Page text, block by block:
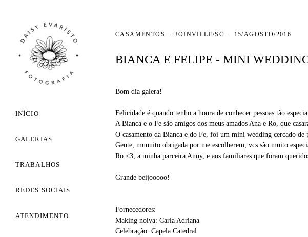
INÍCIO
GALERIAS
TRABALHOS
REDES SOCIAIS
ATENDIMENTO
CASAMENTOS JOINVILLE/SC 15/AGOSTO/2016
BIANCA E FELIPE - MINI
Bom dia galera!
Felicidade é quando tenho a honra de conhecer pessoas tão
A Bianca e o Fe são amigos dos meus amados Ana e Ro, que
O casamento da Bianca e do Fe, foi um mini wedding cercado
Gente, muuuito obrigada por me escolherem, vcs são muito
Ro <3, a minha parceira Anny, e aos familiares que foram
Grande beijooooo!
Fornecedores:
Making noiva: Carla Adriana
Celebração: Capela Catedral